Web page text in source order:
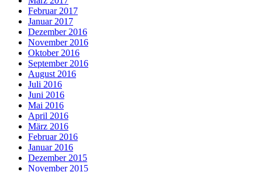
Februar 2017
Januar 2017
Dezember 2016
November 2016
Oktober 2016
September 2016
August 2016
Juli 2016
Juni 2016
Mai 2016
April 2016
März 2016
Februar 2016
Januar 2016
Dezember 2015
November 2015